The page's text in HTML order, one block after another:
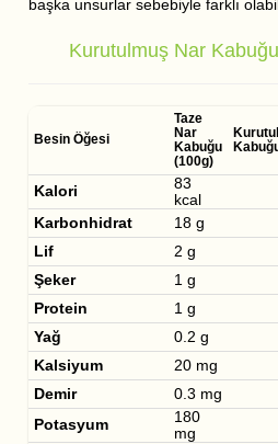
başka unsurlar sebebiyle farklı
Kurutulmuş Nar
Besin Öğesi
Taze
Nar
Kabuğu
(100g)
Kalori
83
kcal
Karbonhidrat
18 g
Lif
2 g
Şeker
1 g
Protein
1 g
Yağ
0.2 g
Kalsiyum
20 mg
Demir
0.3 mg
Potasyum
180
mg